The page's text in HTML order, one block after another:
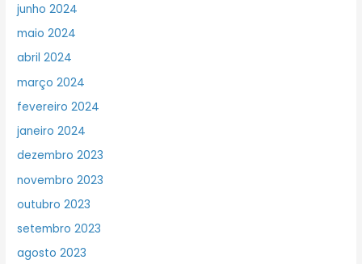
junho 2024
maio 2024
abril 2024
março 2024
fevereiro 2024
janeiro 2024
dezembro 2023
novembro 2023
outubro 2023
setembro 2023
agosto 2023